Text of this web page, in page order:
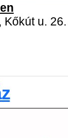
Kőkút u. 26.